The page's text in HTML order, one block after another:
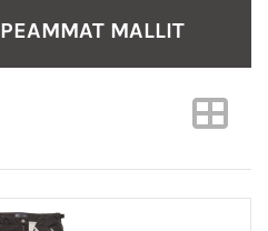
MALLIT